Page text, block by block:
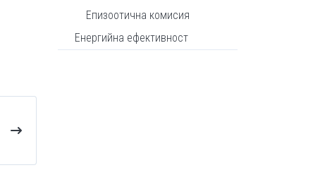
Епизоотична комисия
Енергийна ефективност